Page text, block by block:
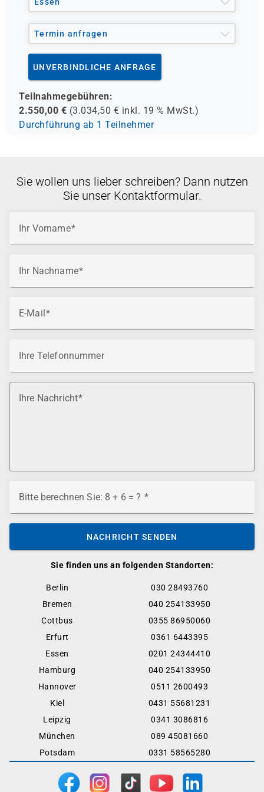
Termin anfragen
UNVERBINDLICHE ANFRAGE
Teilnahmegebühren:
2.550,00 € (3.034,50 € inkl. 19 % MwSt.)
Durchführung ab 1 Teilnehmer
Sie finden uns an folgenden Standorten:
Berlin
030 28493760
Bremen
040 254133950
Cottbus
0355 86950060
Erfurt
0361 6443395
Essen
0201 24344410
Hamburg
040 254133950
Hannover
0511 2600493
Kiel
0431 55681231
Leipzig
0341 3086816
München
089 45081660
Potsdam
0331 58565280
Sie wollen uns lieber schreiben? Dann nutzen
Sie unser Kontaktformular.
Ihr Vorname
Ihr Nachname
E-Mail
Ihre Telefonnummer
Ihre Nachricht
Bitte berechnen Sie: 8 + 6 = ?
NACHRICHT SENDEN